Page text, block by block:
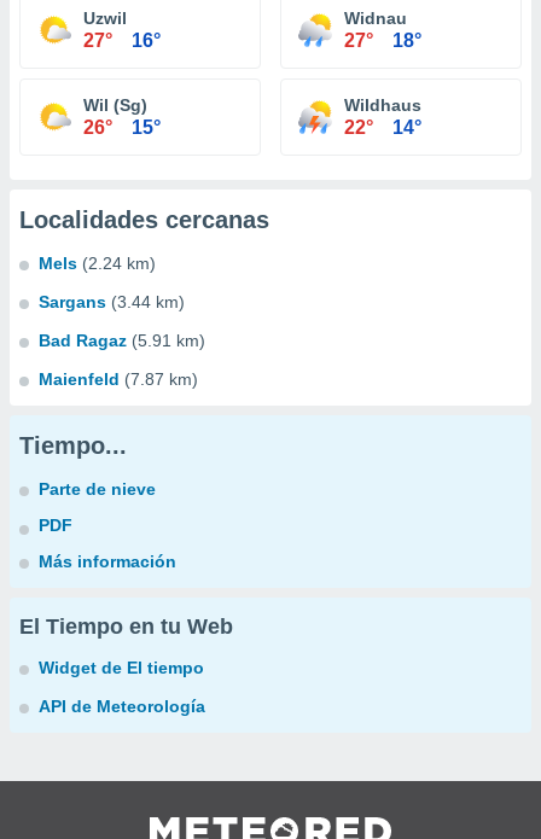
Uzwil
27° 16°
Widnau
27° 18°
Wil (Sg)
26° 15°
Wildhaus
22° 14°
Localidades cercanas
Mels (2.24 km)
Sargans (3.44 km)
Bad Ragaz (5.91 km)
Maienfeld (7.87 km)
Tiempo...
Parte de nieve
PDF
Más información
El Tiempo en tu Web
Widget de El tiempo
API de Meteorología